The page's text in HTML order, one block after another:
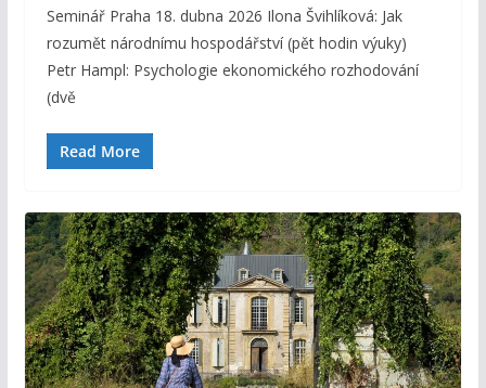
Seminář Praha 18. dubna 2026 Ilona Švihlíková: Jak
rozumět národnímu hospodářství (pět hodin výuky)
Petr Hampl: Psychologie ekonomického rozhodování
(dvě
Read More